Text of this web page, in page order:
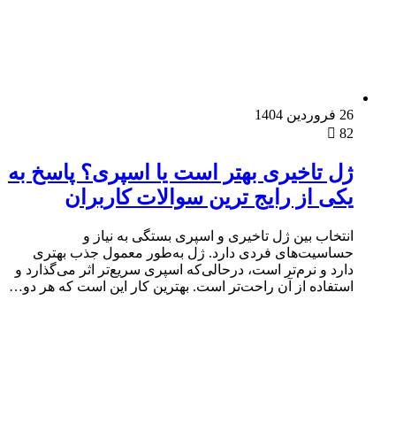
26 فروردین 1404
82
ژل تاخیری بهتر است یا اسپری؟ پاسخ به
یکی از رایج‌ ترین سوالات کاربران
انتخاب بین ژل تاخیری و اسپری بستگی به نیاز و
حساسیت‌های فردی دارد. ژل به‌طور معمول جذب بهتری
دارد و نرم‌تر است، درحالی‌که اسپری سریع‌تر اثر می‌گذارد و
استفاده از آن راحت‌تر است. بهترین کار این است که هر دو…